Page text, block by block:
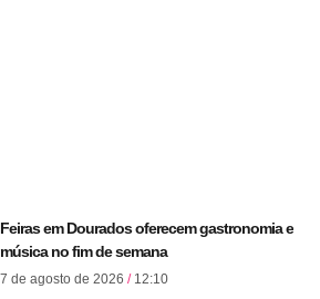
Feiras em Dourados oferecem gastronomia e
música no fim de semana
7 de agosto de 2026 12:10